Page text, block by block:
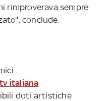
rimproverava sempre
conclude.
italiana
doti artistiche